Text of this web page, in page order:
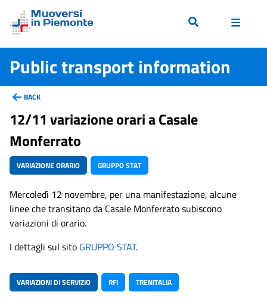
Public transport information
BACK
12/11 variazione orari a Casale
Monferrato
VARIAZIONE ORARIO GRUPPO STAT
Mercoledì 12 novembre, per una manifestazione, alcune
linee che transitano da Casale Monferrato subiscono
variazioni di orario.
I dettagli sul sito GRUPPO STAT.
VARIAZIONI DI SERVIZIO RFI TRENITALIA